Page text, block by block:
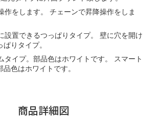
チェーンで昇降操作をしま
壁に穴を開け
りタイプ。
スマート
色はホワイトです。
商品詳細図